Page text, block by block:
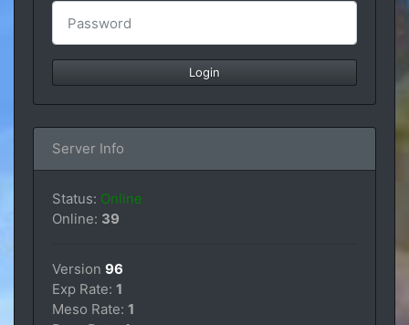
Server Info
Status: Online
Online: 39
Version 96
Exp Rate: 1
Meso Rate: 1